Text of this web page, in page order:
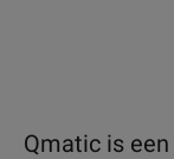
Qmatic is